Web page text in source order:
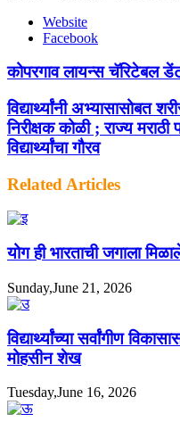
Website
Facebook
कोपरगाव लायन्स चॅरिटेबल
विद्यार्थ्यांनी अभ्यासासोबत
निरीक्षक कोळी ; राज्य
विद्यार्थ्यांचा गौरव
Related Articles
योग ही भारताची जगाला
Sunday,June 21, 2026
विद्यार्थ्यांच्या सर्वांगीण
मोहसीन शेख
Tuesday,June 16, 2026